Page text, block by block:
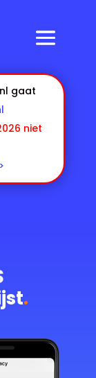
gaat
niet